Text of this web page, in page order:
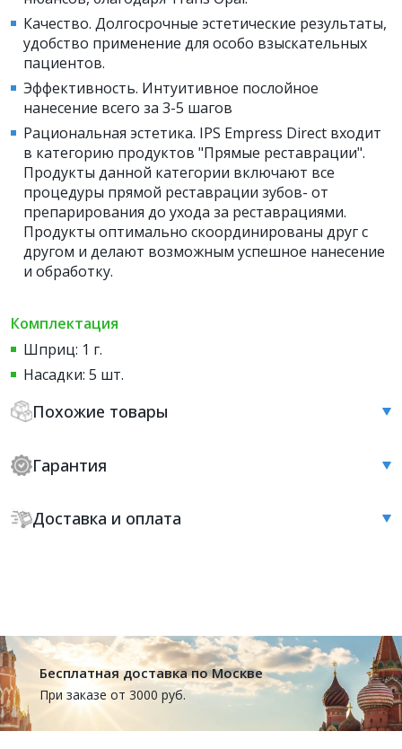
Похожие товары
Гарантия
Доставка и оплата
Качество. Долгосрочные эстетические результаты,
удобство применение для особо взыскательных
пациентов.
Эффективность. Интуитивное послойное
нанесение всего за 3-5 шагов
Рациональная эстетика. IPS Empress Direct входит
в категорию продуктов "Прямые реставрации".
Продукты данной категории включают все
процедуры прямой реставрации зубов- от
препарирования до ухода за реставрациями.
Продукты оптимально скоординированы друг с
другом и делают возможным успешное нанесение
и обработку.
Комплектация
Шприц: 1 г.
Насадки: 5 шт.
Бесплатная доставка по Москве
При заказе от 3000 руб.